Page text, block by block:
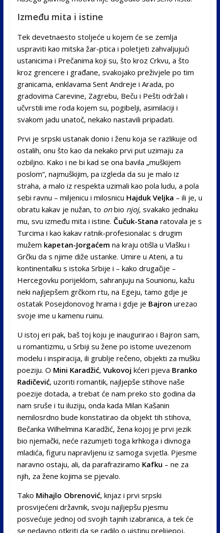
Između mita i istine
Tek devetnaesto stoljeće u kojem će se zemlja
uspraviti kao mitska žar-ptica i poletjeti zahvaljujući
ustanicima i Prečanima koji su, što kroz Crkvu, a što
kroz grencere i građane, svakojako preživjele po tim
granicama, enklavama Sent Andreje i Arada, po
gradovima Carevine, Zagrebu, Beču i Pešti održali i
učvrstili ime roda kojem su, pogibelji, asimilaciji i
svakom jadu unatoč, nekako nastavili pripadati.
Prvi je srpski ustanak donio i ženu koja se razlikuje od
ostalih, onu što kao da nekako prvi put uzimaju za
ozbiljno. Kako i ne bi kad se ona bavila „muškijem
poslom”, najmuškijim, pa izgleda da su je malo iz
straha, a malo iz respekta uzimali kao pola ludu, a pola
sebi ravnu – miljenicu i milosnicu Hajduk Veljka – ili je, u
obratu kakav je nužan, to onbio njoj, svakako jednaku
mu, svu između mita i istine. Čučuk-Stana ratovala je s
Turcima i kao kakav ratnik-profesionalac s drugim
mužem kapetan-Jorgaćem na kraju otišla u Vlašku i
Grčku da s njime diže ustanke. Umire u Ateni, a tu
kontinentalku s istoka Srbije i – kako drugačije –
Hercegovku porijeklom, sahranjuju na Sounionu, kažu
neki najljepšem grčkom rtu, na Egeju, tamo gdje je
ostatak Posejdonovog hrama i gdje je Bajron urezao
svoje ime u kamenu ruinu.
U istoj eri pak, baš toj koju je inaugurirao i Bajron sam,
u romantizmu, u Srbiji su žene po istome uvezenom
modelu i inspiracija, ili grublje rečeno, objekti za mušku
poeziju. O Mini Karadžić, Vukovoj kćeri pjeva Branko
Radičević, uzoriti romantik, najljepše stihove naše
poezije dotada, a trebat će nam preko sto godina da
nam sruše i tu iluziju, onda kada Milan Kašanin
nemilosrdno bude konstatirao da objekt tih stihova,
Bečanka Wilhelmina Karadžić, žena kojoj je prvi jezik
bio njemački, neće razumjeti toga krhkoga i divnoga
mladića, figuru napravljenu iz samoga svjetla. Pjesme
naravno ostaju, ali, da parafraziramo Kafku – ne za
njih, za žene kojima se pjevalo.
Tako Mihajlo Obrenović, knjaz i prvi srpski
prosvijećeni državnik, svoju najljepšu pjesmu
posvećuje jednoj od svojih tajnih izabranica, a tek će
se nedavno otkriti da se radilo o uistinu prelijepoj,